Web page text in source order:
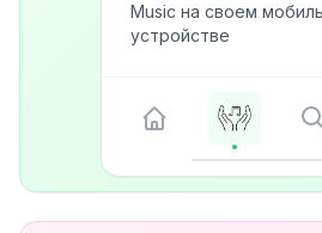
Music на своем
устройстве